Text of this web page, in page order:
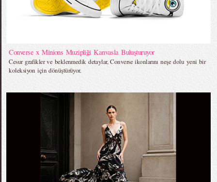
Converse x Minions Muzipliği Kanvasla Buluşturuyor
Cesur grafikler ve beklenmedik detaylar, Converse ikonlarını neşe dolu yeni bir
koleksiyon için dönüştürüyor.